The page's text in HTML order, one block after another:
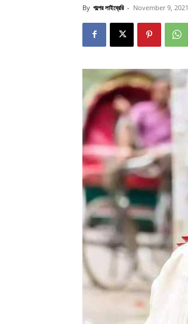
By গল্পের লাইব্রেরি - November 9, 2021